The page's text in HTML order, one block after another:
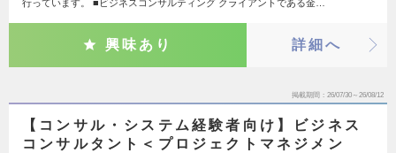
行っています。 ■ビジネスコンサルティング クライアントである金…
興味あり 詳細へ
掲載期間 26/07/30～26/08/12
【コンサル・システム経験者向け】ビジネス
コンサルタント＜プロジェクトマネジメン